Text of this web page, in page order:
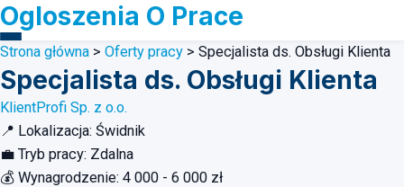
Ogloszenia O Prace
Strona główna > Oferty pracy > Specjalista ds. Obsługi Klienta
Specjalista ds. Obsługi Klienta
KlientProfi Sp. z o.o.
📍 Lokalizacja: Świdnik
💼 Tryb pracy: Zdalna
💰 Wynagrodzenie: 4 000 - 6 000 zł